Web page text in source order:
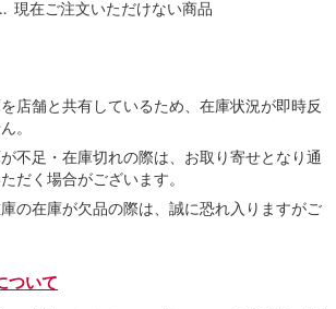
現在ご注文いただけない商品
店舗と共有しているため、在庫状況が即時反
。
不足・在庫切れの際は、お取り寄せとなり通
だく場合がございます。
の在庫が欠品の際は、誠に恐れ入りますがご
ついて